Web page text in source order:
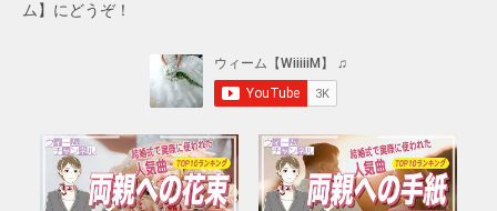
ム】にどうぞ！